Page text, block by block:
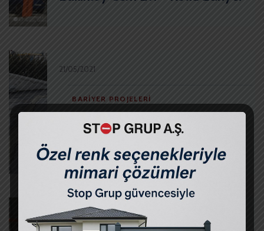
21/05/2021
BARIYER PROJELERI
Mülk Gayrimenkul İşmodern –
Mantar Bariyer
21/05/2021